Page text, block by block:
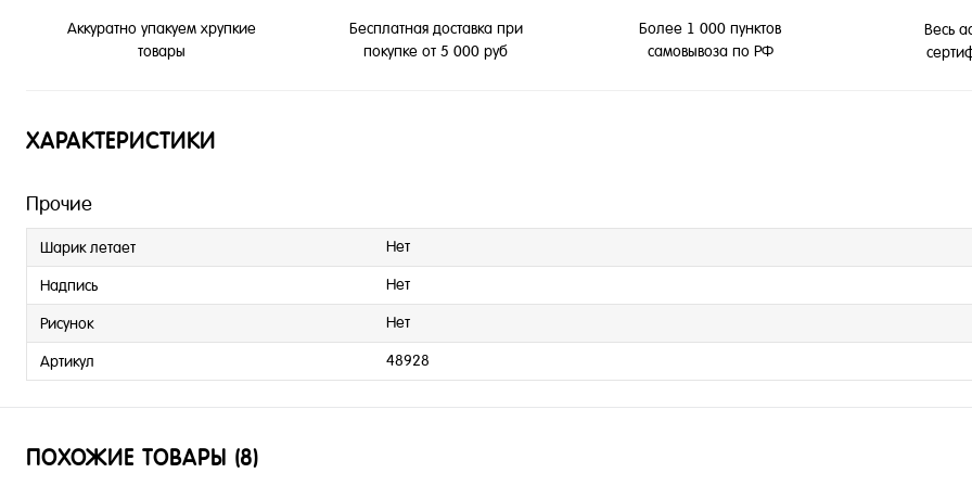
Аккуратно упакуем хрупкие
товары
Бесплатная доставка при
покупке от 5 000 руб
Более 1 000 пунктов
самовывоза по РФ
Весь
ХАРАКТЕРИСТИКИ
Прочие
Шарик летает Нет
Надпись Нет
Рисунок Нет
Артикул 48928
ПОХОЖИЕ ТОВАРЫ (8)